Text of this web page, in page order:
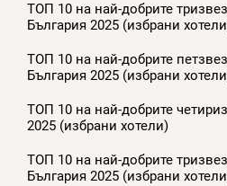
ТОП 10 на най-добрите
България 2025 (избрани
ТОП 10 на най-добрите
България 2025 (избрани
ТОП 10 на най-добрите
2025 (избрани хотели)
ТОП 10 на най-добрите
България 2025 (избрани